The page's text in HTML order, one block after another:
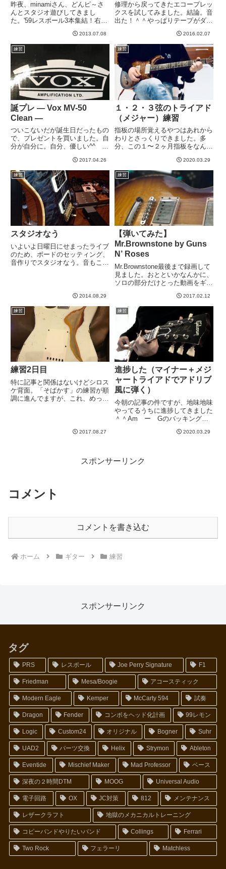
昨夜、minamiさん、どんピ～さ
んとスタジオ遊びしてきまし
た。'59レスポール3本集結！右か
minamiさんのR9。私のJoe Perry
'59です。アンプもminamiさんの
JVM410H、どんピ～さんの...
2013.07.08
修理から戻ってきたエコープレッ
クスを試してみました。結論。音
出た！＾＾やっぱりテープがダメ
いてたパーツをしっかり補強して
もらったり、一応修理はなされた
ので良しとしよう。とにかく音が
出れば文句無し。というわけ
で、...
2016.02.07
練習
誕プレ — Vox MV-50
Clean —
ついこないだが誕生日だったもの
で、プレゼントを買いました。自
分が自分に。自分、優しい^^ プ
分に。さて、ブツはVoxから
の、、、どん！MV-50 Cleanとい
うやつです！アンプです！これ、
発表当時、めっちゃ気...
2017.04.26
練習
１・２・３弦のトライアド
（メジャー）練習
指板の場所覚えるやつはあれから
わりとさっくりできました。多
分、この１〜２ヶ月指板をなんと
す。で、目的として指板上の音程
覚えようと思って取り組んだら割
とすぐできた＾＾完璧には程遠い
ですが、今まで結構ブラックボッ
クス...
2020.03.29
練習
スタジオなう
いよいよ日曜日にせまったライブ
のため、ボードのセッティング、
音作りでスタジオなう。音もこれ
2014.08.29
練習
【弾いてみた】
Mr.Brownstone by Guns
N’ Roses
Mr.Brownstone最後まで録画して
見ました。おとといかなんかに、
ソロの部分だけとった動画をギタ
らく褒めてもらったので、あれ、
じゃあもういいかな？と自分に甘
くなり、一気に撮って見ました。
しかし１曲続けると...
2017.02.12
練習
練習2日目
特に記事と関係はないけどシロス
ケ背面。「そばかす」の練習が順
調に進んでますが、これ、めっさ
ではないけど、忙しいのと繰り返
2017.08.27
練習
進捗した（マイナー＋メジ
ャートライアドでアドリブ
風に弾く）
今朝の記事の件ですが、地味地味
やってるうちに進捗してきました
＾＾Am ー Gのバッキングを
から交互に弾いていきます。で、
が、スケールというよりは原則
的...
2020.03.29
スポンサーリンク
コメント
コメントを書き込む
ホーム ギター 練習
スポンサーリンク
タグ
PRS レスポール Joe Perry Signature F1
Friedman Mesa/Boogie アコースティック
Modern Eagle Kemper McCarty 594 試奏
Dragon Fender コンボをヘッド化計画 99レモン
Logic Custom24 オリジナル Bogner Suhr
UAD2 パーツ交換 Helix Strymon Ableton
Eventide Mischief Maker Mad Professor ベース
深夜の２時間DTM MOOG Universal Audio
電子回路 OX JC対策 812 メンテナンス
レザークラフト 地獄のメカニカルトレーニング
コピーバンドやりたいバンド Collings Ferrari
Two Rock フェラーリ Matchless